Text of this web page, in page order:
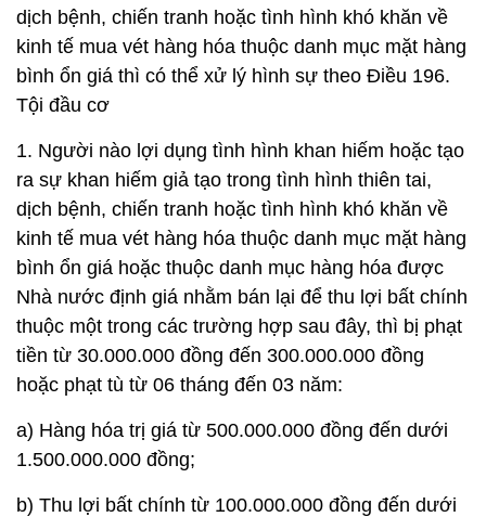
dịch bệnh, chiến tranh hoặc tình hình khó khăn về
kinh tế mua vét hàng hóa thuộc danh mục mặt hàng
bình ổn giá thì có thể xử lý hình sự theo Điều 196.
Tội đầu cơ
1. Người nào lợi dụng tình hình khan hiếm hoặc tạo
ra sự khan hiếm giả tạo trong tình hình thiên tai,
dịch bệnh, chiến tranh hoặc tình hình khó khăn về
kinh tế mua vét hàng hóa thuộc danh mục mặt hàng
bình ổn giá hoặc thuộc danh mục hàng hóa được
Nhà nước định giá nhằm bán lại để thu lợi bất chính
thuộc một trong các trường hợp sau đây, thì bị phạt
tiền từ 30.000.000 đồng đến 300.000.000 đồng
hoặc phạt tù từ 06 tháng đến 03 năm:
a) Hàng hóa trị giá từ 500.000.000 đồng đến dưới
1.500.000.000 đồng;
b) Thu lợi bất chính từ 100.000.000 đồng đến dưới